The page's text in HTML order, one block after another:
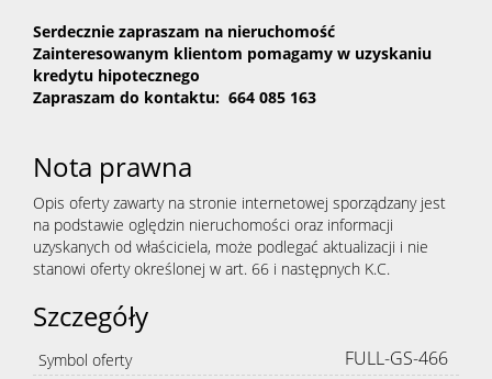
Serdecznie zapraszam na nieruchomość
Zainteresowanym klientom pomagamy w uzyskaniu
kredytu hipotecznego
Zapraszam do kontaktu: 664 085 163
Nota prawna
Opis oferty zawarty na stronie internetowej sporządzany jest
na podstawie oględzin nieruchomości oraz informacji
uzyskanych od właściciela, może podlegać aktualizacji i nie
stanowi oferty określonej w art. 66 i następnych K.C.
Szczegóły
Symbol oferty FULL-GS-466